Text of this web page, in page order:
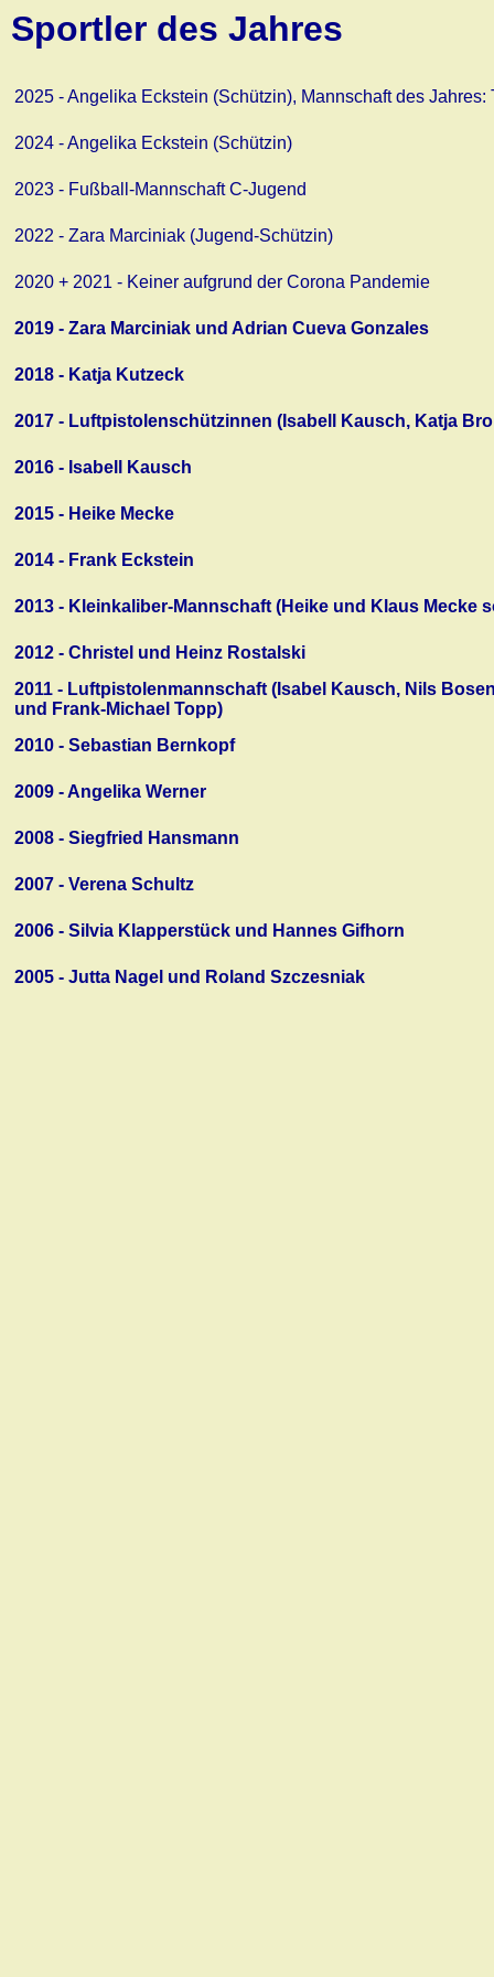
Sportler des Jahres
2025 - Angelika Eckstein (Schützin), Mannschaft des Jahres:
2024 - Angelika Eckstein (Schützin)
2023 - Fußball-Mannschaft C-Jugend
2022 - Zara Marciniak (Jugend-Schützin)
2020 + 2021 - Keiner aufgrund der Corona Pandemie
2019 - Zara Marciniak und Adrian Cueva Gonzales
2018 - Katja Kutzeck
2017 - Luftpistolenschützinnen (Isabell Kausch, Katja
2016 - Isabell Kausch
2015 - Heike Mecke
2014 - Frank Eckstein
2013 - Kleinkaliber-Mannschaft (Heike und Klaus Mecke
2012 - Christel und Heinz Rostalski
2011 - Luftpistolenmannschaft (Isabel Kausch, Nils
und Frank-Michael Topp)
2010 - Sebastian Bernkopf
2009 - Angelika Werner
2008 - Siegfried Hansmann
2007 - Verena Schultz
2006 - Silvia Klapperstück und Hannes Gifhorn
2005 - Jutta Nagel und Roland Szczesniak